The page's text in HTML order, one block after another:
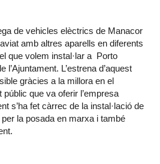
de vehicles elèctrics de Manacor
amb altres aparells en diferents
que volem instal·lar a Porto
l’Ajuntament. L’estrena d’aquest
gràcies a la millora en el
públic que va oferir l’empresa
s’ha fet càrrec de la instal·lació de
per la posada en marxa i també